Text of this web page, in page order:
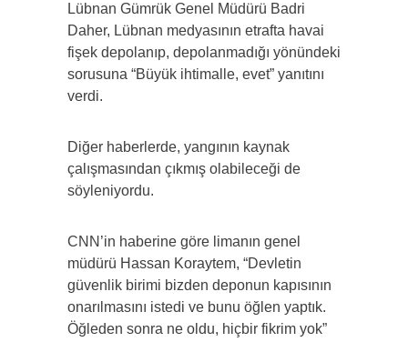
Lübnan Gümrük Genel Müdürü Badri
Daher, Lübnan medyasının etrafta havai
fişek depolanıp, depolanmadığı yönündeki
sorusuna “Büyük ihtimalle, evet” yanıtını
verdi.
Diğer haberlerde, yangının kaynak
çalışmasından çıkmış olabileceği de
söyleniyordu.
CNN’in haberine göre limanın genel
müdürü Hassan Koraytem, “Devletin
güvenlik birimi bizden deponun kapısının
onarılmasını istedi ve bunu öğlen yaptık.
Öğleden sonra ne oldu, hiçbir fikrim yok”